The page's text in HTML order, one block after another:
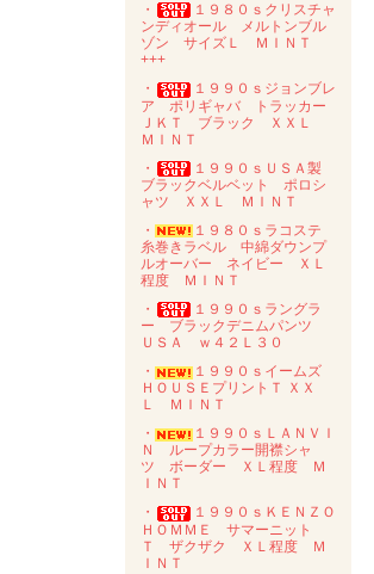
・
１９８０ｓクリスチャ
ンディオール メルトンブル
ゾン サイズＬ ＭＩＮＴ
+++
・
１９９０ｓジョンブレ
ア ポリギャバ トラッカー
ＪＫＴ ブラック ＸＸＬ
ＭＩＮＴ
・
１９９０ｓＵＳＡ製
ブラックベルベット ポロシ
ャツ ＸＸＬ ＭＩＮＴ
・
１９８０ｓラコステ
糸巻きラベル 中綿ダウンプ
ルオーバー ネイビー ＸＬ
程度 ＭＩＮＴ
・
１９９０ｓラングラ
ー ブラックデニムパンツ
ＵＳＡ ｗ４２Ｌ３０
・
１９９０ｓイームズ
ＨＯＵＳＥプリントＴ ＸＸ
Ｌ ＭＩＮＴ
・
１９９０ｓＬＡＮＶＩ
Ｎ ループカラー開襟シャ
ツ ボーダー ＸＬ程度 Ｍ
ＩＮＴ
・
１９９０ｓＫＥＮＺＯ
ＨＯＭＭＥ サマーニット
Ｔ ザクザク ＸＬ程度 Ｍ
ＩＮＴ